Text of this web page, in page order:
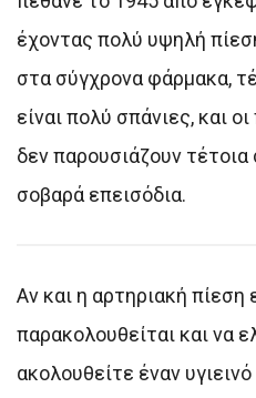
έχοντας πολύ υψηλή
στα σύγχρονα φάρμακα,
είναι πολύ σπάνιες, και
δεν παρουσιάζουν
σοβαρά επεισόδια.
Αν και η αρτηριακή πίεση
παρακολουθείται και να
ακολουθείτε έναν